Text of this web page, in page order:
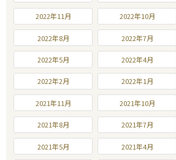
2022年11月 2022年10月
2022年8月 2022年7月
2022年5月 2022年4月
2022年2月 2022年1月
2021年11月 2021年10月
2021年8月 2021年7月
2021年5月 2021年4月